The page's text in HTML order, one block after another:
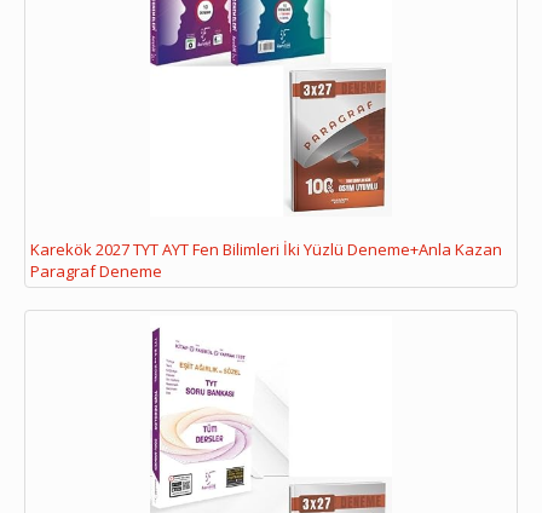
Karekök 2027 TYT AYT Fen Bilimleri İki Yüzlü Deneme+Anla Kazan
Paragraf Deneme